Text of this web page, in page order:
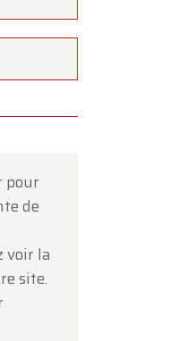
pour
de
voir la
site.